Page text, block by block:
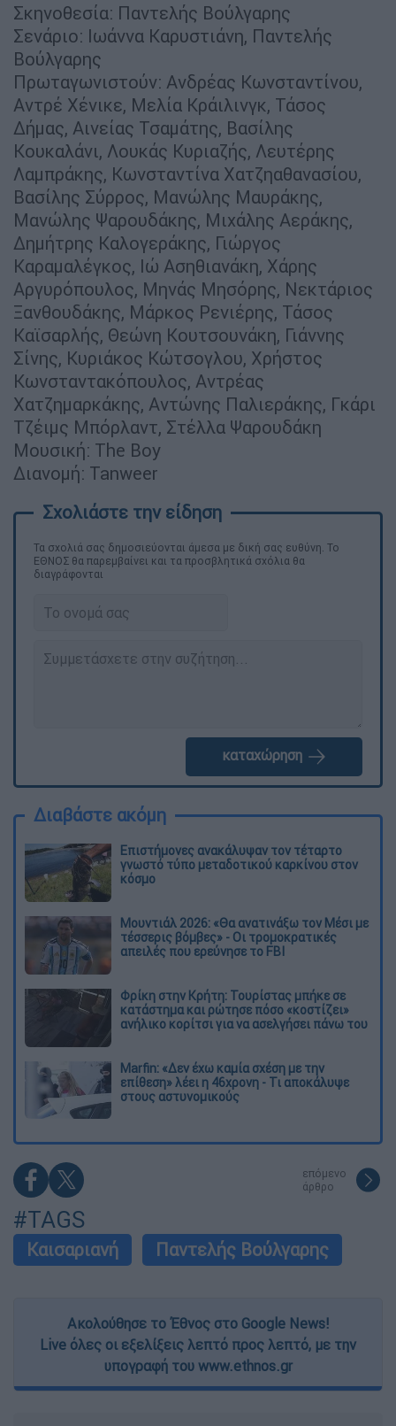
Σκηνοθεσία: Παντελής Βούλγαρης
Σενάριο: Ιωάννα Καρυστιάνη, Παντελής
Βούλγαρης
Πρωταγωνιστούν: Ανδρέας Κωνσταντίνου,
Αντρέ Χένικε, Μελία Κράιλινγκ, Τάσος
Δήμας, Αινείας Τσαμάτης, Βασίλης
Κουκαλάνι, Λουκάς Κυριαζής, Λευτέρης
Λαμπράκης, Κωνσταντίνα Χατζηαθανασίου,
Βασίλης Σύρρος, Μανώλης Μαυράκης,
Μανώλης Ψαρουδάκης, Μιχάλης Αεράκης,
Δημήτρης Καλογεράκης, Γιώργος
Καραμαλέγκος, Ιώ Ασηθιανάκη, Χάρης
Αργυρόπουλος, Μηνάς Μησόρης, Νεκτάριος
Ξανθουδάκης, Μάρκος Ρενιέρης, Τάσος
Καϊσαρλής, Θεώνη Κουτσουνάκη, Γιάννης
Σίνης, Κυριάκος Κώτσογλου, Χρήστος
Κωνσταντακόπουλος, Αντρέας
Χατζημαρκάκης, Αντώνης Παλιεράκης, Γκάρι
Τζέιμς Μπόρλαντ, Στέλλα Ψαρουδάκη
Μουσική: The Boy
Διανομή: Tanweer
Τα σχολιά σας δημοσιεύονται άμεσα με δική σας ευθύνη. Το
ΕΘΝΟΣ θα παρεμβαίνει και τα προσβλητικά σχόλια θα
διαγράφονται
καταχώρηση
Διαβάστε ακόμη
Επιστήμονες ανακάλυψαν τον τέταρτο
γνωστό τύπο μεταδοτικού καρκίνου στον
κόσμο
Μουντιάλ 2026: «Θα ανατινάξω τον Μέσι με
τέσσερις βόμβες» - Οι τρομοκρατικές
απειλές που ερεύνησε το FBI
Φρίκη στην Κρήτη: Τουρίστας μπήκε σε
κατάστημα και ρώτησε πόσο «κοστίζει»
ανήλικο κορίτσι για να ασελγήσει πάνω του
Marfin: «Δεν έχω καμία σχέση με την
επίθεση» λέει η 46χρονη - Τι αποκάλυψε
στους αστυνομικούς
επόμενο
άρθρο
#TAGS
Καισαριανή Παντελής Βούλγαρης
Ακολούθησε το Έθνος στο Google News!
Live όλες οι εξελίξεις λεπτό προς λεπτό, με την
υπογραφή του www.ethnos.gr